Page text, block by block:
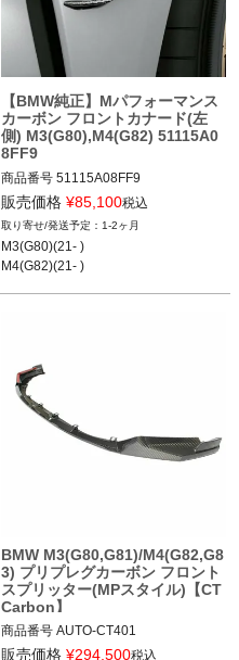
【BMW純正】Mパフォーマンス
カーボン フロントカナード(左
側) M3(G80),M4(G82) 51115A0
8FF9
商品番号 51115A08FF9
51115A08FF9
販売価格 ¥85,100税込
1-2ヶ月
M3(G80)(21- )
M4(G82)(21- )
BMW M3(G80,G81)/M4(G82,G8
3) プリプレグカーボン フロント
スプリッター(MPスタイル)【CT
Carbon】
商品番号 AUTO-CT401
CT401
販売価格 ¥294,500税込